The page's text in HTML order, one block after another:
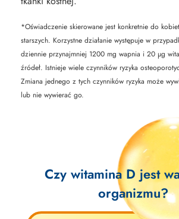
*Oświadczenie skierowane jest konkretnie do
starszych. Korzystne działanie występuje w
dziennie przynajmniej 1200 mg wapnia i 20 μg
źródeł. Istnieje wiele czynników ryzyka
Zmiana jednego z tych czynników ryzyka może
lub nie wywierać go.
Czy witamina D jest
organizmu?